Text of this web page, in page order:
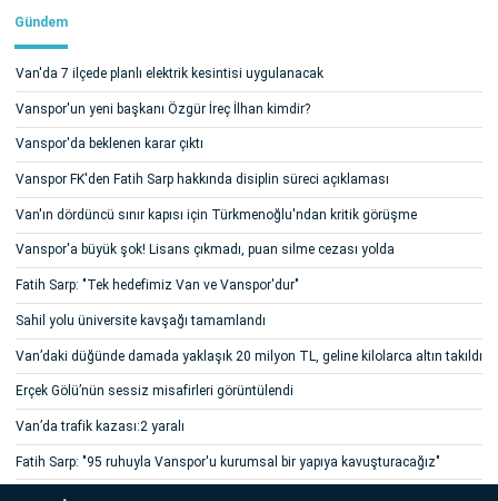
Gündem
Van'da 7 ilçede planlı elektrik kesintisi uygulanacak
Vanspor'un yeni başkanı Özgür İreç İlhan kimdir?
Vanspor'da beklenen karar çıktı
Vanspor FK'den Fatih Sarp hakkında disiplin süreci açıklaması
Van'ın dördüncü sınır kapısı için Türkmenoğlu'ndan kritik görüşme
Vanspor'a büyük şok! Lisans çıkmadı, puan silme cezası yolda
Fatih Sarp: "Tek hedefimiz Van ve Vanspor'dur"
Sahil yolu üniversite kavşağı tamamlandı
Van’daki düğünde damada yaklaşık 20 milyon TL, geline kilolarca altın takıldı
Erçek Gölü’nün sessiz misafirleri görüntülendi
Van’da trafik kazası:2 yaralı
Fatih Sarp: "95 ruhuyla Vanspor'u kurumsal bir yapıya kavuşturacağız"